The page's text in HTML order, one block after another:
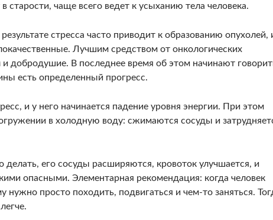
старости, чаще всего ведет к усыханию тела человека.
стресса часто приводит к образованию опухолей,
Лучшим средством от онкологических
добродушие. В последнее время об этом начинают
есть определенный прогресс.
и у него начинается падение уровня энергии. При этом
в холодную воду: сжимаются сосуды и
делать, его сосуды расширяются, кровоток улучшается, и
опасными. Элементарная рекомендация: когда человек
нужно просто походить, подвигаться и чем-то заняться.